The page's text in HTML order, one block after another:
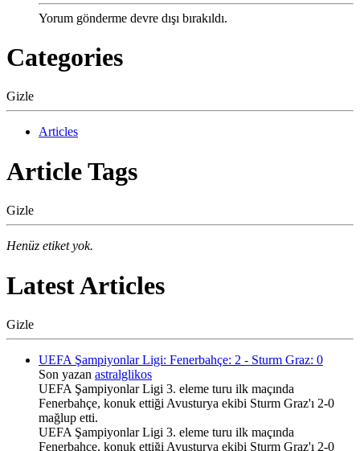
Yorum gönderme devre dışı bırakıldı.
Categories
Gizle
Articles
Article Tags
Gizle
Henüz etiket yok.
Latest Articles
Gizle
UEFA Şampiyonlar Ligi: Fenerbahçe: 2 - Sturm Graz: 0
Son yazan astralglikos
UEFA Şampiyonlar Ligi 3. eleme turu ilk maçında
Fenerbahçe, konuk ettiği Avusturya ekibi Sturm Graz'ı 2-0
mağlup etti.
UEFA Şampiyonlar Ligi 3. eleme turu ilk maçında
Fenerbahçe, konuk ettiği Avusturya ekibi Sturm Graz'ı 2-0